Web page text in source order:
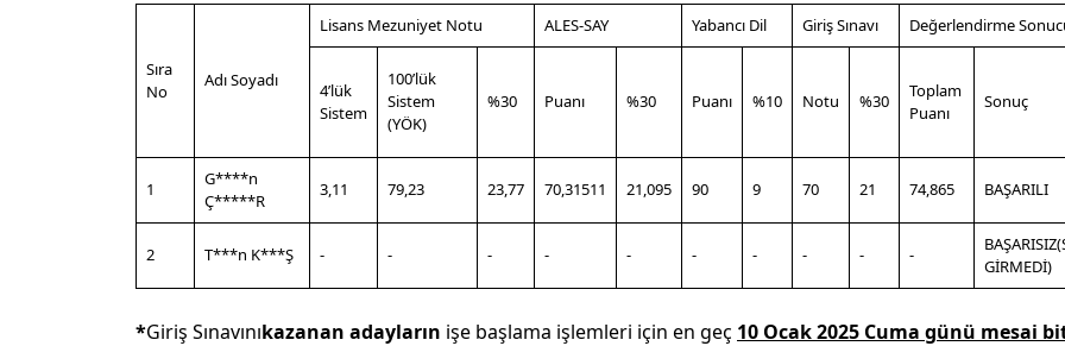
Sıra
No
Adı Soyadı
Lisans Mezuniyet Notu ALES-SAY Yabancı Dil Giriş Sınavı Değerlendirme
4’lük
Sistem
100’lük
Sistem
(YÖK)
%30 Puanı %30 Puanı %10 Notu %30
Toplam
Puanı
Sonuç
1
G****n
Ç*****R
3,11 79,23 23,77 70,31511 21,095 90 9 70 21 74,865 BAŞARILI
2 T***n K***Ş - - - - - - - - - -
GİRMEDİ)
*Giriş Sınavınıkazanan adayların işe başlama işlemleri için en geç 10 Ocak 2025 Cuma günü mesai